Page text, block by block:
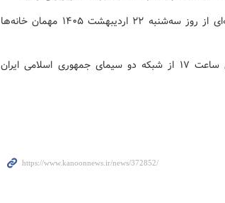
مسابقه تلویزیونی «ایدانو» در قالب ۱۰ قسمت ۴۰ دقیقه‌ای از روز سه‌شنبه ۲۲ اردیبهشت‌ ۱۴۰۵ مهمان خانه‌ها
این برنامه سه‌شنبه‌ها، چهارشنبه‌ها و پنجشنبه‌ها حوالی ساعت ۱۷ از شبکه دو سیمای جمهوری اسلامی ایران